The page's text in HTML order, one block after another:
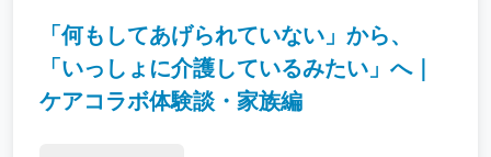
「何もしてあげられていない」から、
「いっしょに介護しているみたい」へ｜
ケアコラボ体験談・家族編